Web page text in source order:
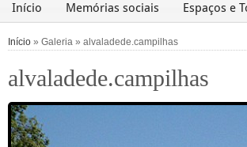
Início Memórias sociais Espaços e
Alvalade
Opinião História
Início » Galeria » alvaladede.campilhas
alvaladede.campilhas